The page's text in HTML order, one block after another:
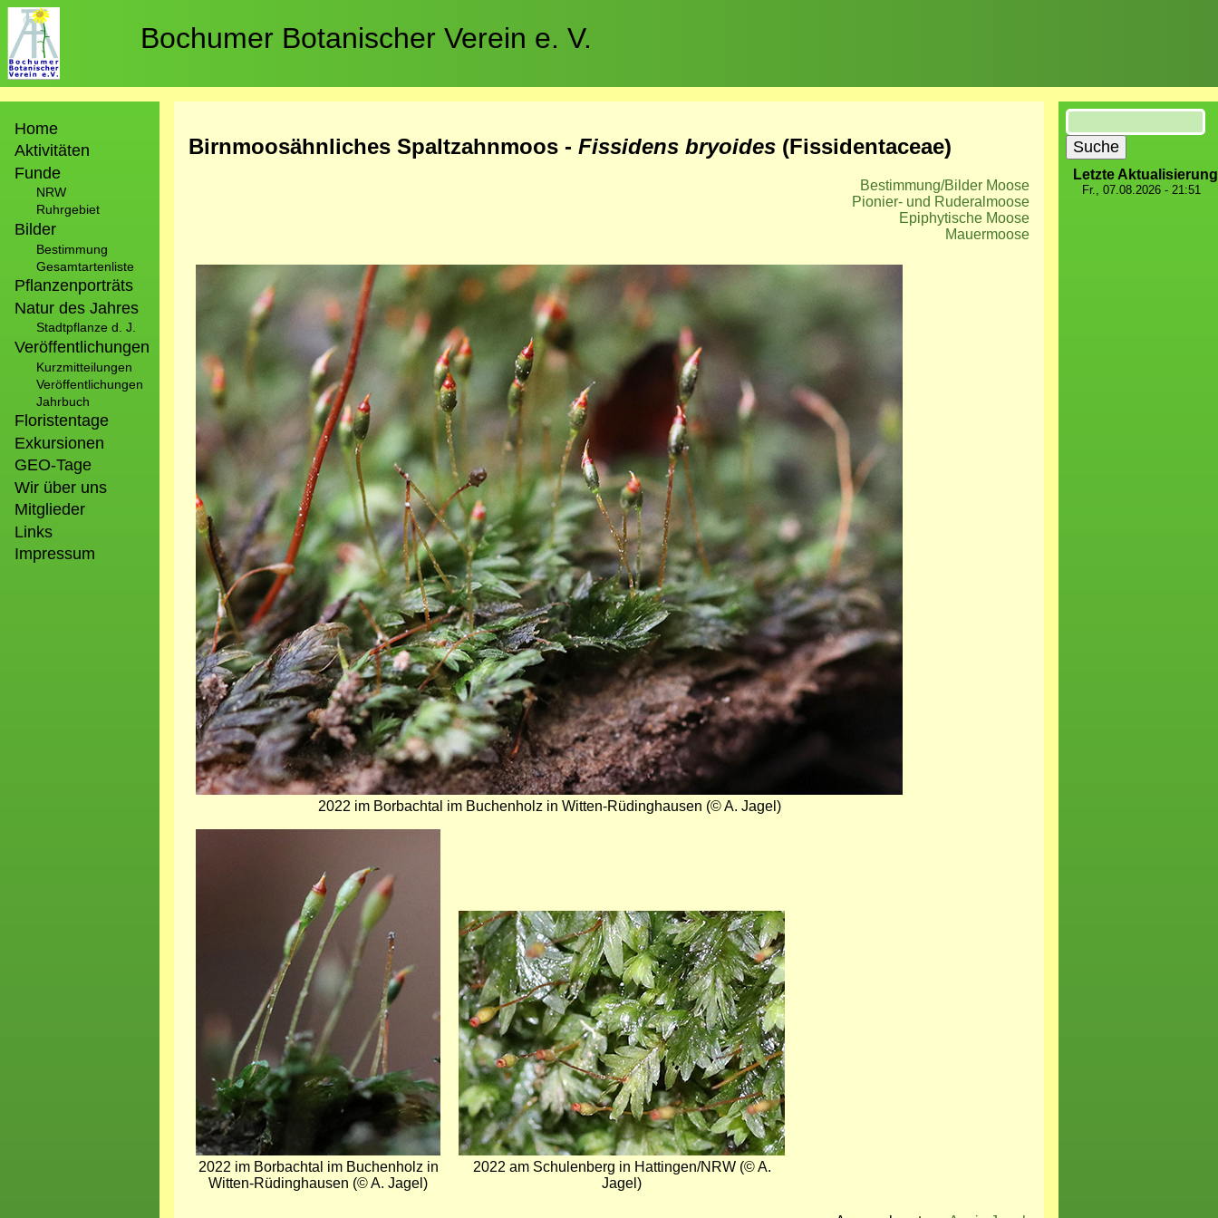
Direkt
zum
Inhalt
Bochumer Botanischer Verein e. V.
Home
Aktivitäten
Funde
NRW
Ruhrgebiet
Bilder
Bestimmung
Gesamtartenliste
Pflanzenporträts
Natur des Jahres
Stadtpflanze d. J.
Veröffentlichungen
Kurzmitteilungen
Veröffentlichungen
Jahrbuch
Floristentage
Exkursionen
GEO-Tage
Wir über uns
Mitglieder
Links
Impressum
Birnmoosähnliches Spaltzahnmoos - Fissidens bryoides (Fissidentaceae)
Bestimmung/Bilder Moose
Pionier- und Ruderalmoose
Epiphytische Moose
Mauermoose
2022 im Borbachtal im Buchenholz in Witten-Rüdinghausen (© A. Jagel)
2022 im Borbachtal im Buchenholz in
Witten-Rüdinghausen (© A. Jagel)
Bild
2022 am Schulenberg in Hattingen/NRW (© A.
Jagel)
Suche
Letzte Aktualisierung
Fr., 07.08.2026 - 21:51